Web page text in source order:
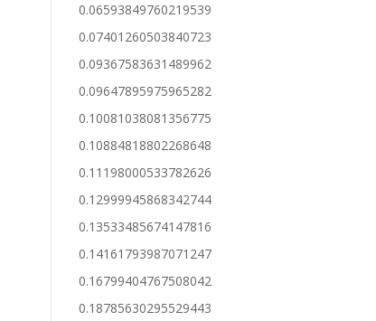
0.06593849760219539
0.07401260503840723
0.09367583631489962
0.09647895975965282
0.10081038081356775
0.10884818802268648
0.11198000533782626
0.12999945868342744
0.13533485674147816
0.14161793987071247
0.16799404767508042
0.18785630295529443